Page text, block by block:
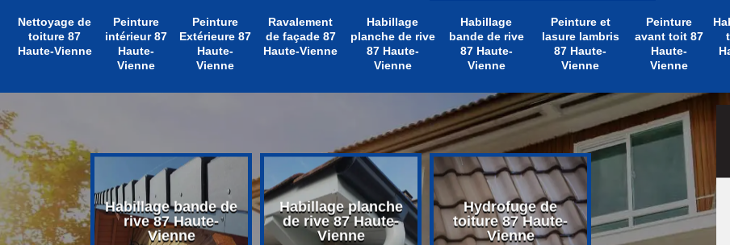
Nettoyage de
toiture 87
Haute-Vienne
Peinture
intérieur 87
Haute-
Vienne
Peinture
Extérieure 87
Haute-
Vienne
Ravalement
de façade 87
Haute-Vienne
Habillage
planche de rive
87 Haute-
Vienne
Habillage
bande de rive
87 Haute-
Vienne
Peinture et
lasure lambris
87 Haute-
Vienne
Peinture
avant toit 87
Haute-
Vienne
avant toit
Haute-
Habillage bande de
rive 87 Haute-
Vienne
Habillage planche
de rive 87 Haute-
Vienne
Hydrofuge de
toiture 87 Haute-
Vienne
Nettoyage de
toiture 87
Vienne